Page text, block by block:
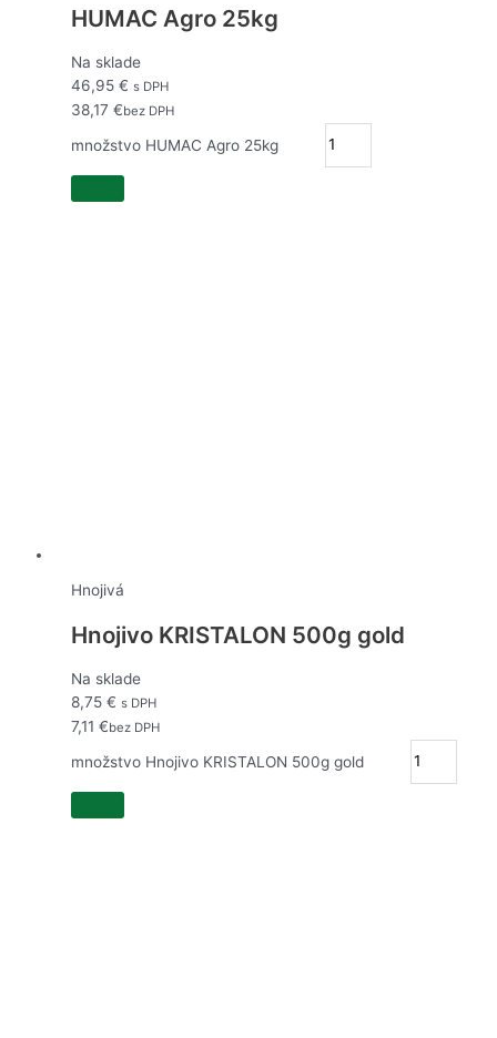
HUMAC Agro 25kg
Na sklade
46,95€ s DPH
38,17€bez DPH
množstvo HUMAC Agro 25kg
Hnojivá
Hnojivo KRISTALON 500g gold
Na sklade
8,75€ s DPH
7,11€bez DPH
množstvo Hnojivo KRISTALON 500g gold